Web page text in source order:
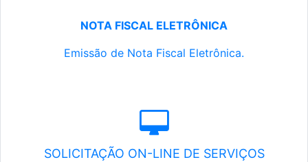
NOTA FISCAL ELETRÔNICA
Emissão de Nota Fiscal Eletrônica.
SOLICITAÇÃO ON-LINE DE SERVIÇOS